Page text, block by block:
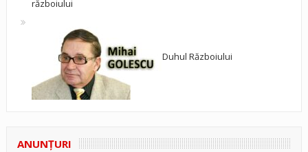
războiului
Duhul Războiului
ANUNŢURI